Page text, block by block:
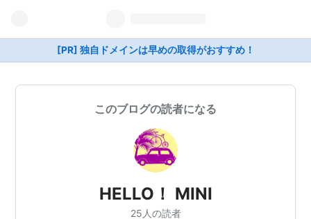
[PR] 独自ドメインは早めの取得がおすすめ！
このブログの読者になる
HELLO！ MINI
25人の読者